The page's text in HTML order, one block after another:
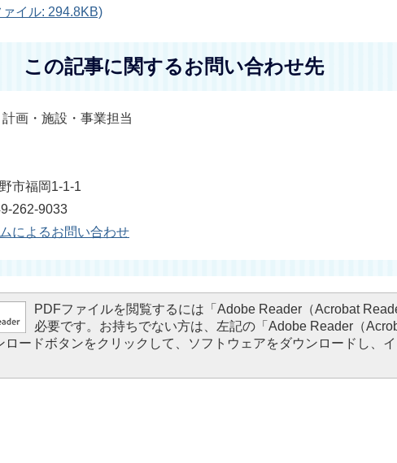
イル: 294.8KB)
この記事に関するお問い合わせ先
画・施設・事業担当
市福岡1-1-1
262-9033
によるお問い合わせ
PDFファイルを閲覧するには「Adobe Reader（Acrobat
必要です。お持ちでない方は、左記の「Adobe Reader（
ロードボタンをクリックして、ソフトウェアをダウンロードし、